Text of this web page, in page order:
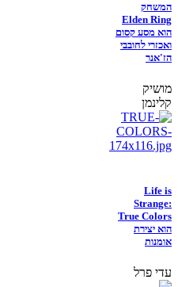
המשחק
Elden Ring
הוא מסע קסום
ואכזרי לחובבי
הז'אנר
מושיק
קלינמן
Life is
Strange:
True Colors
הוא יצירת
אומנות
עדי פרל